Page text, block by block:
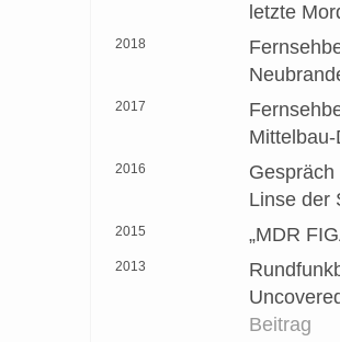
letzte
2018
2017
2016
Gespräch
Linse der
2015 „MDR
2013
Beitrag